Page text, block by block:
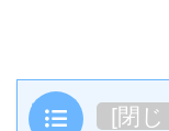
目次 [閉じ